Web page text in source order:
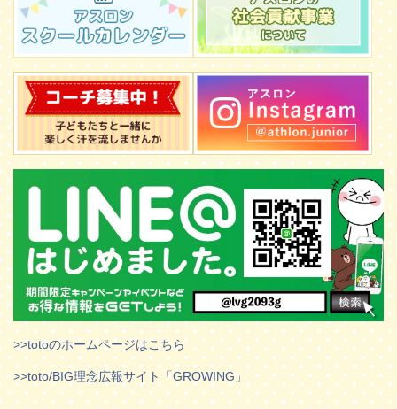
>>totoのホームページはこちら
>>toto/BIG理念広報サイト「GROWING」